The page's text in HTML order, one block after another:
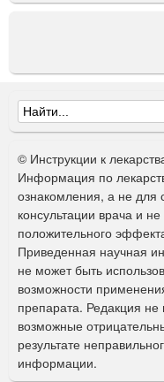
Ф
о
р
м
а
п
о
и
с
к
© Инструкции к
Информация по
ознакомления, а не для
консультации врача и
положительного
Приведенная научная
не может быть
возможности
препарата. Редакция не
возможные
результате
информации.